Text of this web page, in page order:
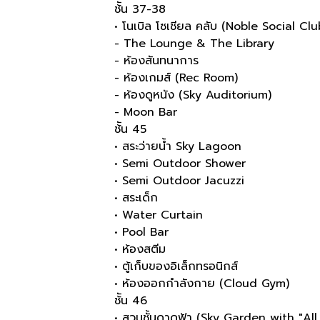
ช้ัน 37-38
• โนเบิล โซเชียล คลับ (Noble Social
- The Lounge & The Library
- ห้องสันทนาการ
- ห้องเกมส์ (Rec Room)
- ห้องดูหนัง (Sky Auditorium)
- Moon Bar
ช้ัน 45
• สระว่ายน้ำ Sky Lagoon
• Semi Outdoor Shower
• Semi Outdoor Jacuzzi
• สระเด็ก
• Water Curtain
• Pool Bar
• ห้องสตีม
• ตู้เก็บของอิเล็กทรอนิกส์
• ห้องออกกำลังกาย (Cloud Gym)
ช้ัน 46